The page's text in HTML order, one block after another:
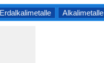
Erdalkalimetalle Alkalimetalle